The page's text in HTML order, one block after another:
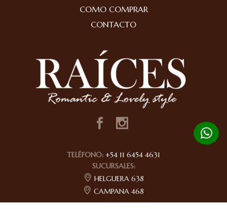
COMO COMPRAR
CONTACTO
TELÉFONO: +54 11 6454 4631
SUCURSALES:
HELGUERA 638
CAMPANA 468